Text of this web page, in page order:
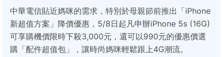
中華電信貼近媽咪的需求，特別於母親節前推出「iPhone
新超值方案」降價優惠，5/8日起凡申辦iPhone 5s (16G)
可享購機價限時下殺3,000元，還可以990元的優惠價選
購「配件超值包」，讓時尚媽咪輕鬆跟上4G潮流。